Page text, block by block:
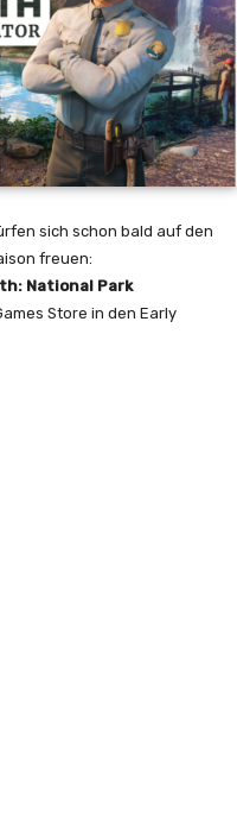
sich schon bald auf den
freuen:
National Park
Store in den Early